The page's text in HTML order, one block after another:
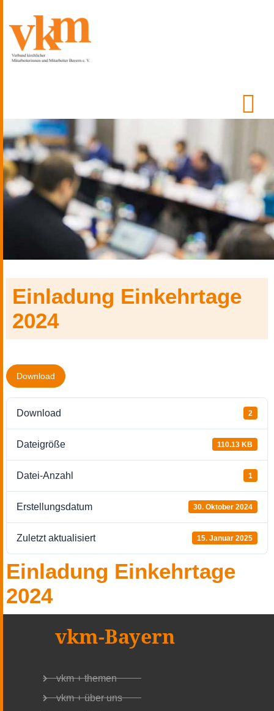
Einladung Einkehrtage
2024
Download
Download 2
Dateigröße 110.13 KB
Datei-Anzahl 1
Erstellungsdatum 30. Oktober 2024
Zuletzt aktualisiert 15. Januar 2025
Einladung Einkehrtage
2024
vkm-Bayern
vkm + themen
vkm + über uns